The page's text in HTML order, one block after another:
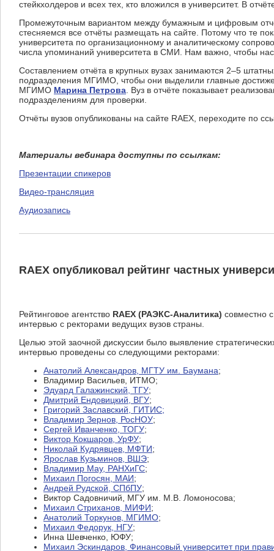
стейкхолдеров и всех тех, кто вложился в университет. В
Промежуточным вариантом между бумажным и цифровым
стесняемся все отчёты размещать на сайте. Потому что те
университета по организационному и аналитическому
числа упоминаний университета в СМИ. Нам важно, чтобы
Составлением отчёта в крупных вузах занимаются 2–5
подразделения МГИМО, чтобы они выделили главные
МГИМО Марина Петрова. Вуз в отчёте показывает
подразделениям для проверки.
Отчёты вузов опубликованы на сайте RAEX, переходите по
Материалы вебинара доступны по ссылкам:
Презентации спикеров
Видео-трансляция
Аудиозапись
RAEX опубликовал рейтинг частных
Рейтинговое агентство RAEX (РАЭКС-Аналитика) совместно
интервью с ректорами ведущих вузов страны.
Целью этой заочной дискуссии было выявление
интервью проведены со следующими ректорами:
Анатолий Александров, МГТУ им. Баумана;
Владимир Васильев, ИТМО;
Эдуард Галажинский, ТГУ;
Дмитрий Ендовицкий, ВГУ;
Григорий Заславский, ГИТИС;
Владимир Зернов, РосНОУ;
Сергей Иванченко, ТОГУ;
Виктор Кокшаров, УрФУ;
Николай Кудрявцев, МФТИ;
Ярослав Кузьминов, ВШЭ;
Владимир Мау, РАНХиГС;
Михаил Погосян, МАИ;
Андрей Рудской, СПбПУ;
Виктор Садовничий, МГУ им. М.В. Ломоносова;
Михаил Стриханов, МИФИ;
Анатолий Торкунов, МГИМО;
Михаил Федорук, НГУ;
Инна Шевченко, ЮФУ;
Михаил Эскиндаров, Финансовый университет при